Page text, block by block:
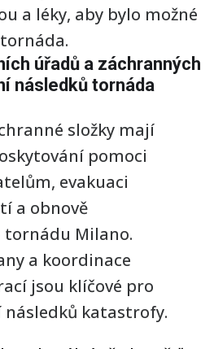
a léky, aby bylo možné
úřadů a záchranných
následků tornáda
složky mají
pomoci
evakuaci
a obnově
Milano.
a koordinace
jsou klíčové pro
katastrofy.